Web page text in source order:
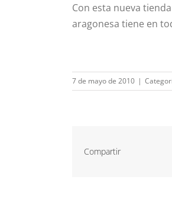
Con esta nueva
aragonesa tiene en
7 de mayo de 2010 |
Compartir